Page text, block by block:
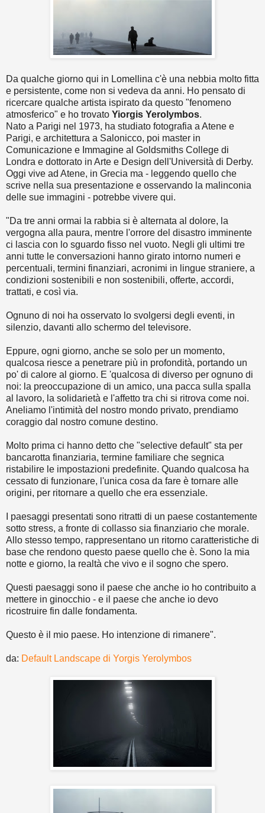
Da qualche giorno qui in Lomellina c'è una nebbia molto fitta
e persistente, come non si vedeva da anni. Ho pensato di
ricercare qualche artista ispirato da questo "fenomeno
atmosferico" e ho trovato Yiorgis Yerolymbos.
Nato a Parigi nel 1973, ha studiato fotografia a Atene e
Parigi, e architettura a Salonicco, poi master in
Comunicazione e Immagine al Goldsmiths College di
Londra e dottorato in Arte e Design dell'Università di Derby.
Oggi vive ad Atene, in Grecia ma - leggendo quello che
scrive nella sua presentazione e osservando la malinconia
delle sue immagini - potrebbe vivere qui.
"Da tre anni ormai la rabbia si è alternata al dolore, la
vergogna alla paura, mentre l'orrore del disastro imminente
ci lascia con lo sguardo fisso nel vuoto. Negli gli ultimi tre
anni tutte le conversazioni hanno girato intorno numeri e
percentuali, termini finanziari, acronimi in lingue straniere, a
condizioni sostenibili e non sostenibili, offerte, accordi,
trattati, e così via.
Ognuno di noi ha osservato lo svolgersi degli eventi, in
silenzio, davanti allo schermo del televisore.
Eppure, ogni giorno, anche se solo per un momento,
qualcosa riesce a penetrare più in profondità, portando un
po' di calore al giorno. E 'qualcosa di diverso per ognuno di
noi: la preoccupazione di un amico, una pacca sulla spalla
al lavoro, la solidarietà e l'affetto tra chi si ritrova come noi.
Aneliamo l'intimità del nostro mondo privato, prendiamo
coraggio dal nostro comune destino.
Molto prima ci hanno detto che "selective default" sta per
bancarotta finanziaria, termine familiare che segnica
ristabilire le impostazioni predefinite. Quando qualcosa ha
cessato di funzionare, l'unica cosa da fare è tornare alle
origini, per ritornare a quello che era essenziale.
I paesaggi presentati sono ritratti di un paese costantemente
sotto stress, a fronte di collasso sia finanziario che morale.
Allo stesso tempo, rappresentano un ritorno caratteristiche di
base che rendono questo paese quello che è. Sono la mia
notte e giorno, la realtà che vivo e il sogno che spero.
Questi paesaggi sono il paese che anche io ho contribuito a
mettere in ginocchio - e il paese che anche io devo
ricostruire fin dalle fondamenta.
Questo è il mio paese. Ho intenzione di rimanere".
da: Default Landscape di Yorgis Yerolymbos